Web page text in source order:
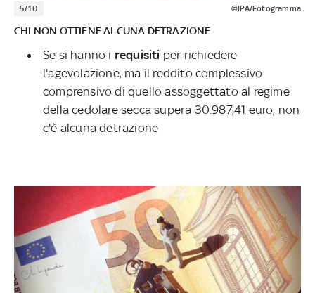
5/10 ©IPA/Fotogramma
CHI NON OTTIENE ALCUNA DETRAZIONE
Se si hanno i requisiti per richiedere
l'agevolazione, ma il reddito complessivo
comprensivo di quello assoggettato al regime
della cedolare secca supera 30.987,41 euro, non
c'è alcuna detrazione